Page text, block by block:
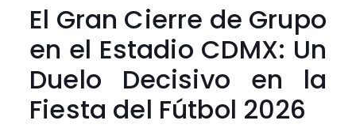
El Gran Cierre de Grupo
en el Estadio CDMX: Un
Duelo Decisivo en la
Fiesta del Fútbol 2026